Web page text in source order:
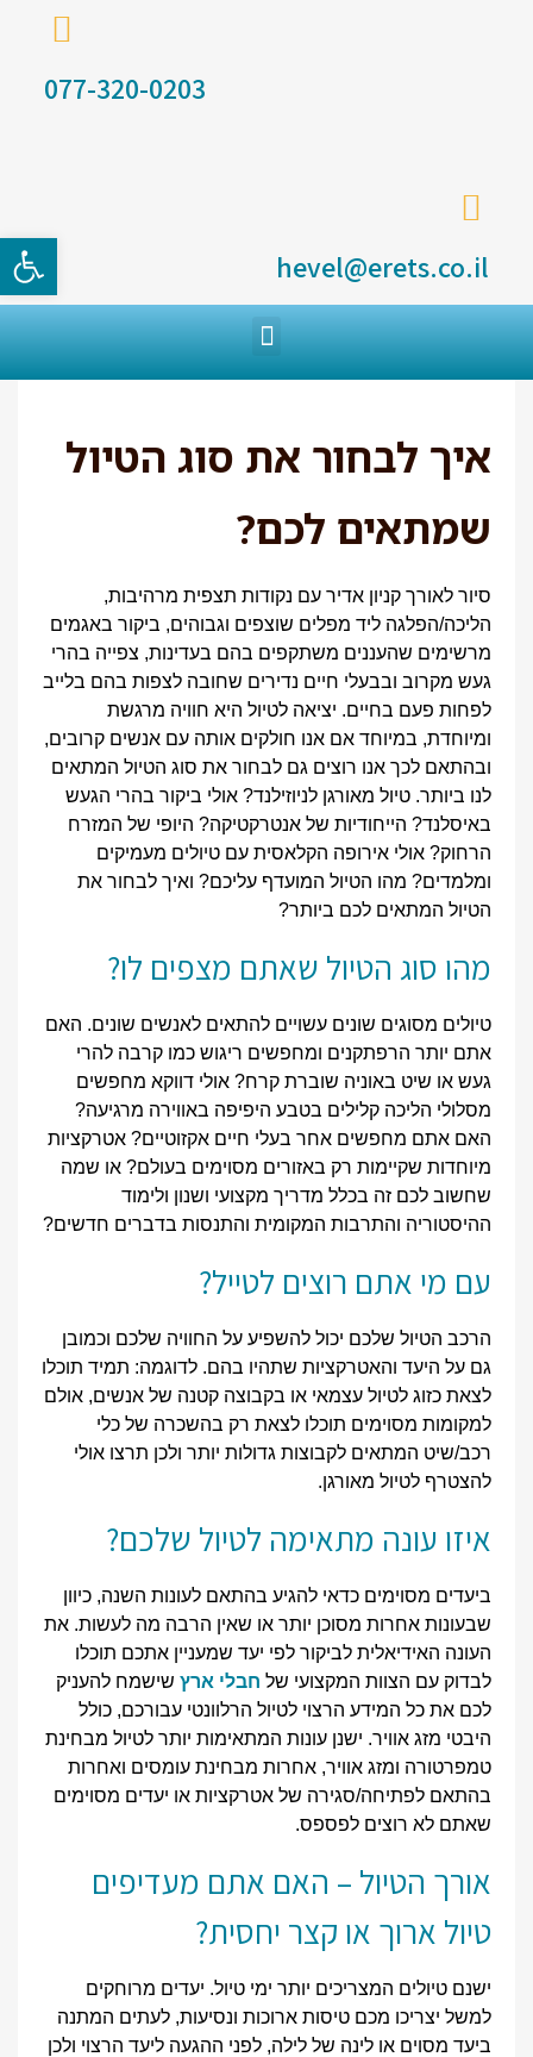
077-320-0203
hevel@erets.co.il
איך לבחור את סוג הטיול
שמתאים לכם?
סיור לאורך קניון אדיר עם נקודות תצפית מרהיבות,
הליכה/הפלגה ליד מפלים שוצפים וגבוהים, ביקור באגמים
מרשימים שהעננים משתקפים בהם בעדינות, צפייה בהרי
געש מקרוב ובבעלי חיים נדירים שחובה לצפות בהם בלייב
לפחות פעם בחיים. יציאה לטיול היא חוויה מרגשת
ומיוחדת, במיוחד אם אנו חולקים אותה עם אנשים קרובים,
ובהתאם לכך אנו רוצים גם לבחור את סוג הטיול המתאים
לנו ביותר. טיול מאורגן לניוזילנד? אולי ביקור בהרי הגעש
באיסלנד? הייחודיות של אנטרקטיקה? היופי של המזרח
הרחוק? אולי אירופה הקלאסית עם טיולים מעמיקים
ומלמדים? מהו הטיול המועדף עליכם? ואיך לבחור את
הטיול המתאים לכם ביותר?
מהו סוג הטיול שאתם מצפים לו?
טיולים מסוגים שונים עשויים להתאים לאנשים שונים. האם
אתם יותר הרפתקנים ומחפשים ריגוש כמו קרבה להרי
געש או שיט באוניה שוברת קרח? אולי דווקא מחפשים
מסלולי הליכה קלילים בטבע היפיפה באווירה מרגיעה?
האם אתם מחפשים אחר בעלי חיים אקזוטיים? אטרקציות
מיוחדות שקיימות רק באזורים מסוימים בעולם? או שמה
שחשוב לכם זה בכלל מדריך מקצועי ושנון ולימוד
ההיסטוריה והתרבות המקומית והתנסות בדברים חדשים?
עם מי אתם רוצים לטייל?
הרכב הטיול שלכם יכול להשפיע על החוויה שלכם וכמובן
גם על היעד והאטרקציות שתהיו בהם. לדוגמה: תמיד תוכלו
לצאת כזוג לטיול עצמאי או בקבוצה קטנה של אנשים, אולם
למקומות מסוימים תוכלו לצאת רק בהשכרה של כלי
רכב/שיט המתאים לקבוצות גדולות יותר ולכן תרצו אולי
להצטרף לטיול מאורגן.
איזו עונה מתאימה לטיול שלכם?
ביעדים מסוימים כדאי להגיע בהתאם לעונות השנה, כיוון
שבעונות אחרות מסוכן יותר או שאין הרבה מה לעשות. את
העונה האידיאלית לביקור לפי יעד שמעניין אתכם תוכלו
לבדוק עם הצוות המקצועי של חבלי ארץ שישמח להעניק
לכם את כל המידע הרצוי לטיול הרלוונטי עבורכם, כולל
היבטי מזג אוויר. ישנן עונות המתאימות יותר לטיול מבחינת
טמפרטורה ומזג אוויר, אחרות מבחינת עומסים ואחרות
בהתאם לפתיחה/סגירה של אטרקציות או יעדים מסוימים
שאתם לא רוצים לפספס.
אורך הטיול – האם אתם מעדיפים
טיול ארוך או קצר יחסית?
ישנם טיולים המצריכים יותר ימי טיול. יעדים מרוחקים
למשל יצריכו מכם טיסות ארוכות ונסיעות, לעתים המתנה
ביעד מסוים או לינה של לילה, לפני ההגעה ליעד הרצוי ולכן
פתח